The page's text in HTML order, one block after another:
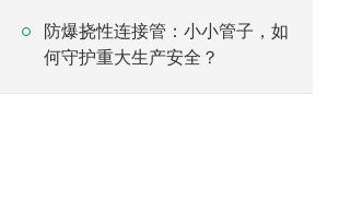
防爆挠性连接管：小小管子，如
何守护重大生产安全？